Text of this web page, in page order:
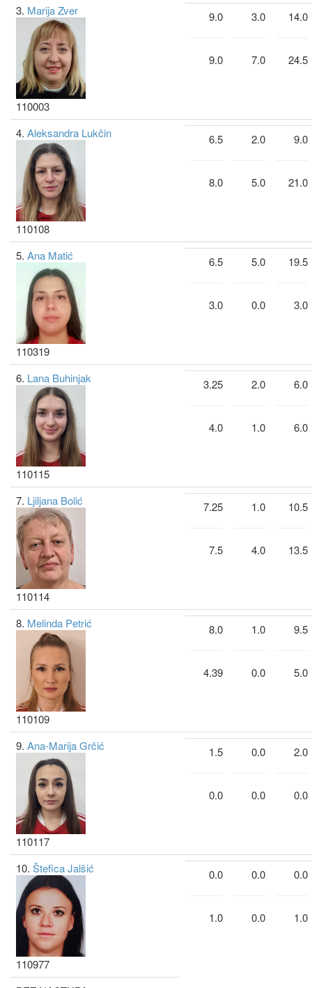
3. Marija Zver
110003
9.0
9.0
3.0
7.0
14.0
24.5
4. Aleksandra Lukčin
110108
6.5
8.0
2.0
5.0
9.0
21.0
5. Ana Matić
110319
6.5
3.0
5.0
0.0
19.5
3.0
6. Lana Buhinjak
110115
3.25
4.0
2.0
1.0
6.0
6.0
7. Ljiljana Bolić
110114
7.25
7.5
1.0
4.0
10.5
13.5
8. Melinda Petrić
110109
8.0
4.39
1.0
0.0
9.5
5.0
9. Ana-Marija Grčić
110117
1.5
0.0
0.0
0.0
2.0
0.0
10. Štefica Jalšić
110977
0.0
1.0
0.0
0.0
0.0
1.0